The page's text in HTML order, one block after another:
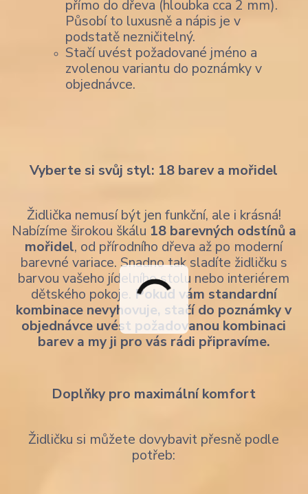
přímo do dřeva (hloubka cca 2 mm).
Působí to luxusně a nápis je v
podstatě nezničitelný.
Stačí uvést požadované jméno a
zvolenou variantu do poznámky v
objednávce.
Vyberte si svůj styl: 18 barev a mořidel
Židlička nemusí být jen funkční, ale i krásná!
Nabízíme širokou škálu 18 barevných odstínů a
mořidel, od přírodního dřeva až po moderní
barevné variace. Snadno tak sladíte židličku s
barvou vašeho jídelního stolu nebo interiérem
dětského pokoje. Pokud vám standardní
kombinace nevyhovuje, stačí do poznámky v
objednávce uvést požadovanou kombinaci
barev a my ji pro vás rádi připravíme.
Doplňky pro maximální komfort
Židličku si můžete dovybavit přesně podle
potřeb: